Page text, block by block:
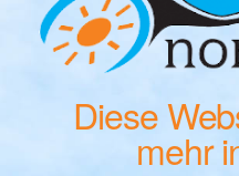
Diese
mehr